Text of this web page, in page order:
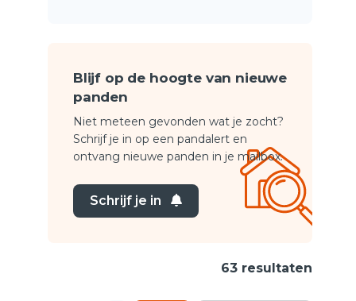
Blijf op de hoogte van nieuwe
panden
Niet meteen gevonden wat je zocht?
Schrijf je in op een pandalert en
ontvang nieuwe panden in je mailbox.
Schrijf je in
63 resultaten